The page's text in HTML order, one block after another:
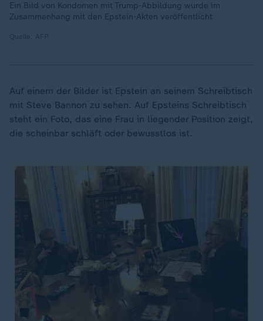
Ein Bild von Kondomen mit Trump-Abbildung wurde im
Zusammenhang mit den Epstein-Akten veröffentlicht
Auf einem der Bilder ist Epstein an seinem Schreibtisch
mit Steve Bannon zu sehen. Auf Epsteins Schreibtisch
steht ein Foto, das eine Frau in liegender Position zeigt,
die scheinbar schläft oder bewusstlos ist.